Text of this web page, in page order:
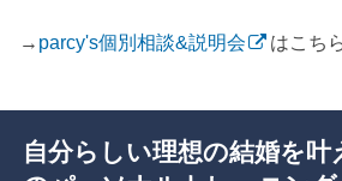
→ parcy's個別相談&説明会 はこち
自分らしい理想の結婚を叶